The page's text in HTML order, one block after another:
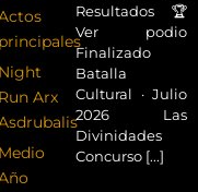
principales
Night
Run Arx
Medio
Resultados 🏆
Ver podio
Finalizado
Batalla
Cultural · Julio
2026 Las
Divinidades
Concurso [...]